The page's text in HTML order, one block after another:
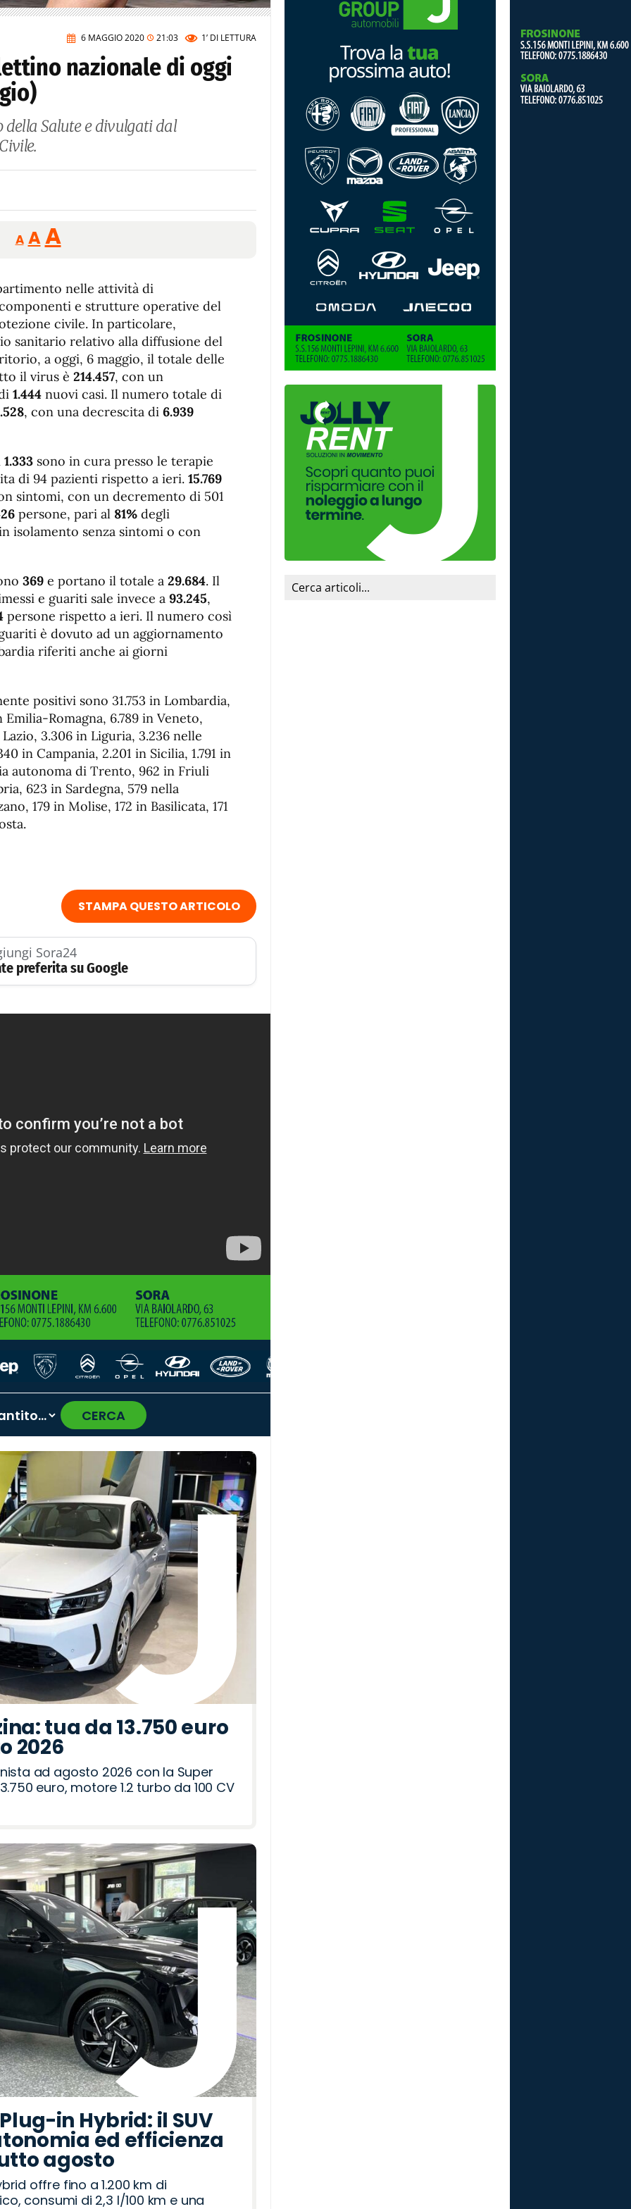
6 MAGGIO 2020 21:03 1’ DI LETTURA
nazionale di oggi
Salute e divulgati dal
A
Reducir
tamaño
A Restablecer
tamaño
de
fuente
AAumentar
de
fuente.
nelle attività di
e strutture operative del
civile. In particolare,
sanitario relativo alla diffusione del
a oggi, 6 maggio, il totale delle
il virus è 214.457, con un
1.444 nuovi casi. Il numero totale di
, con una decrescita di 6.939
1.333 sono in cura presso le terapie
di 94 pazienti rispetto a ieri. 15.769
sintomi, con un decremento di 501
persone, pari al 81% degli
isolamento senza sintomi o con
369 e portano il totale a 29.684. Il
e guariti sale invece a 93.245,
persone rispetto a ieri. Il numero così
è dovuto ad un aggiornamento
riferiti anche ai giorni
positivi sono 31.753 in Lombardia,
Emilia-Romagna, 6.789 in Veneto,
3.306 in Liguria, 3.236 nelle
in Campania, 2.201 in Sicilia, 1.791 in
autonoma di Trento, 962 in Friuli
623 in Sardegna, 579 nella
179 in Molise, 172 in Basilicata, 171
STAMPA QUESTO ARTICOLO
Sora24
preferita su Google
CERCA
›
tua da 13.750 euro
2026
ad agosto 2026 con la Super
euro, motore 1.2 turbo da 100 CV
in Hybrid: il SUV
ed efficienza
agosto
offre fino a 1.200 km di
consumi di 2,3 l/100 km e una